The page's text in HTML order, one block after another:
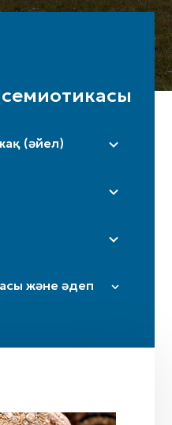
семиотикасы
(әйел)
және әдеп